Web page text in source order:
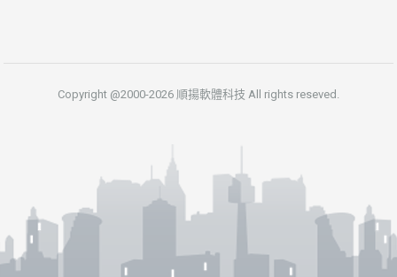
Copyright @2000-2026 順揚軟體科技 All rights reseved.